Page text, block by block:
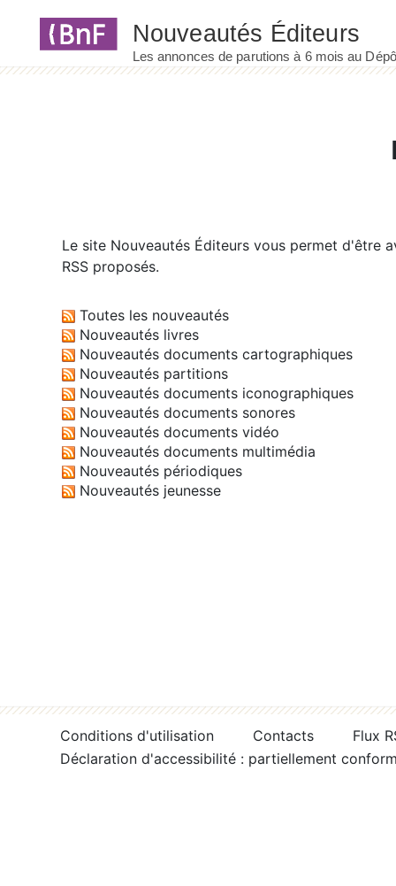
Le site Nouveautés Éditeurs vous permet d'être
RSS proposés.
Toutes les nouveautés
Nouveautés livres
Nouveautés documents cartographiques
Nouveautés partitions
Nouveautés documents iconographiques
Nouveautés documents sonores
Nouveautés documents vidéo
Nouveautés documents multimédia
Nouveautés périodiques
Nouveautés jeunesse
Conditions d'utilisation Contacts
Flux
Déclaration d'accessibilité : partiellement